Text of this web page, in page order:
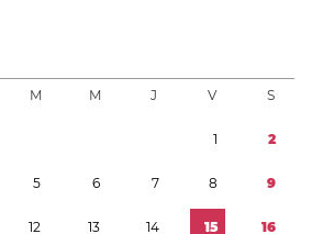
M M J V S
1 2
5 6 7 8 9
12 13 14 15 16